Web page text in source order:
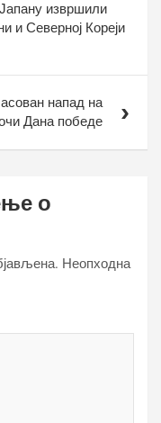
извршили
и Северној Кореји
напад на
Дана победе
о
Неопходна